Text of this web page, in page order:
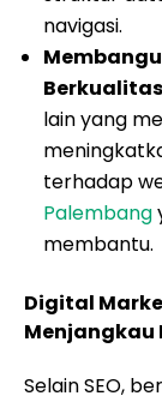
navigasi.
lain yang
terhadap
Palembang
membantu.
Digital
Menjangkau
Selain SEO,